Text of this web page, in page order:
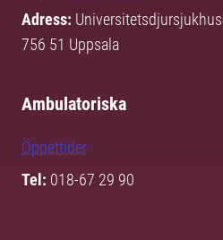
Adress:
756 51 Uppsala
Ambulatoriska
Öppettider
Tel: 018-67 29 90